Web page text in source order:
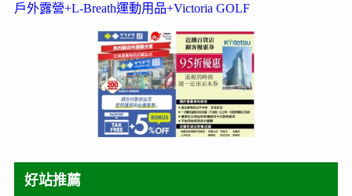
戶外露營+L-Breath運動用品+Victoria GOLF
好站推薦